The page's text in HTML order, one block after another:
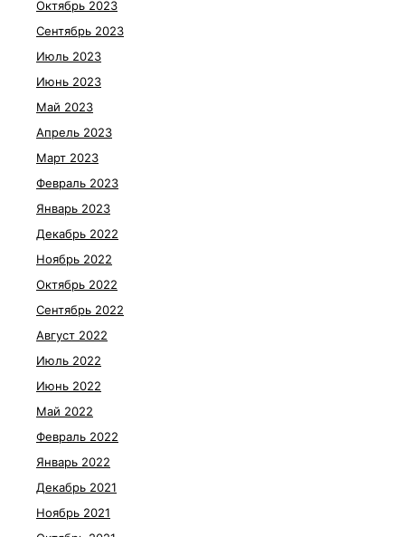
Октябрь 2023
Сентябрь 2023
Июль 2023
Июнь 2023
Май 2023
Апрель 2023
Март 2023
Февраль 2023
Январь 2023
Декабрь 2022
Ноябрь 2022
Октябрь 2022
Сентябрь 2022
Август 2022
Июль 2022
Июнь 2022
Май 2022
Февраль 2022
Январь 2022
Декабрь 2021
Ноябрь 2021